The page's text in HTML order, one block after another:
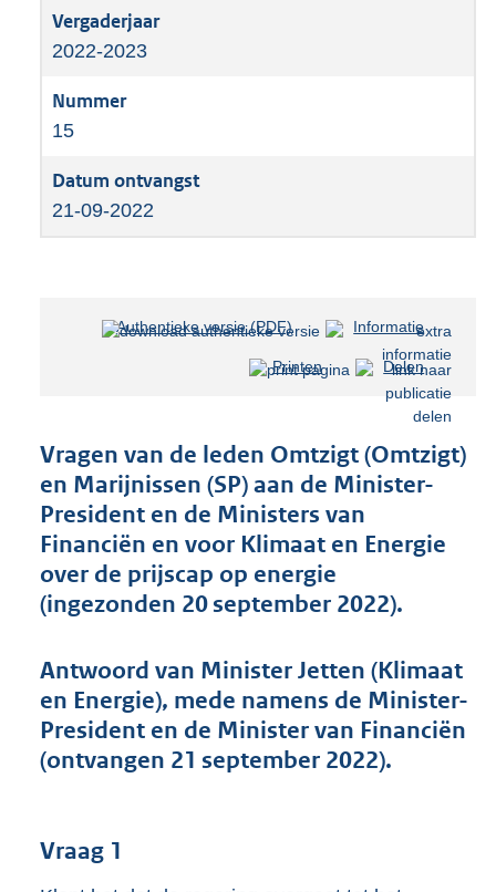
2022-2023
15
21-09-2022
Authentieke versie (PDF)b
s
d
s
g
o
t
5
b
Informatie
Printen Delen
Vragen van de leden Omtzigt (Omtzigt)
en Marijnissen (SP) aan de Minister-
President en de Ministers van
Financiën en voor Klimaat en Energie
over de prijscap op energie
(ingezonden 20 september 2022).
Antwoord van Minister Jetten (Klimaat
en Energie), mede namens de Minister-
President en de Minister van Financiën
(ontvangen 21 september 2022).
Vraag 1